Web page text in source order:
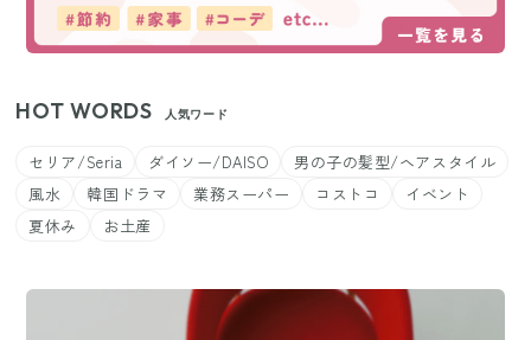
HOT WORDS 人気ワード
セリア/Seria ダイソー/DAISO
男の子の髪型/ヘアスタイル
風水
韓国ドラマ 業務スーパー コストコ
イベント
夏休み
お土産